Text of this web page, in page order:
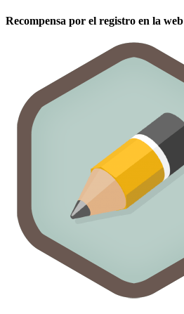
Recompensa por el registro en la web